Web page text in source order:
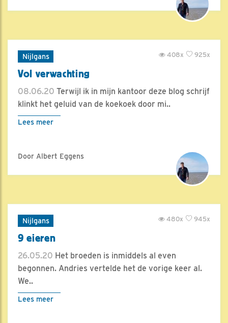
Nijlgans 925x
408x
Vol verwachting
08.06.20 Terwijl ik in mijn kantoor deze blog schrijf
klinkt het geluid van de koekoek door mi..
Lees meer
Door Albert Eggens
Nijlgans 945x
480x
9 eieren
26.05.20 Het broeden is inmiddels al even
begonnen. Andries vertelde het de vorige keer al.
We..
Lees meer